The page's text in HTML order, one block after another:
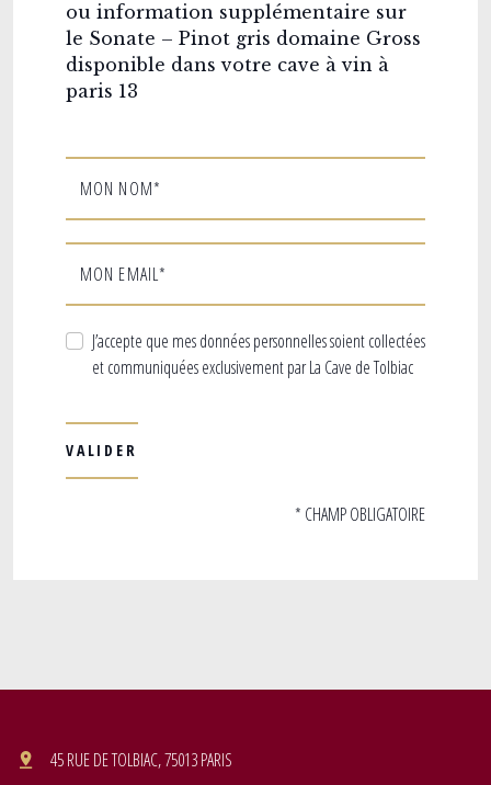
ou information supplémentaire sur
le Sonate – Pinot gris domaine Gross
disponible dans votre cave à vin à
paris 13
MON NOM*
MON EMAIL*
J’accepte que mes données personnelles soient collectées
et communiquées exclusivement par La Cave de Tolbiac
* CHAMP OBLIGATOIRE
45 RUE DE TOLBIAC, 75013 PARIS